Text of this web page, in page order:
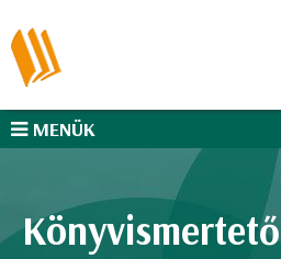
MENÜK
Könyvismertető